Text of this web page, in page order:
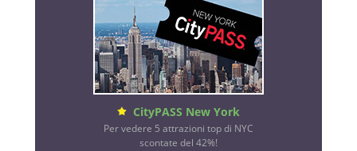
CityPASS New York
Per vedere 5 attrazioni top di NYC
scontate del 42%!